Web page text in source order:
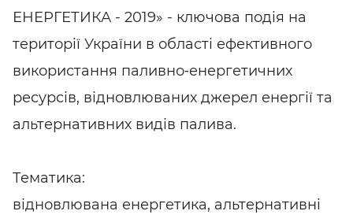
ЕНЕРГЕТИКА - 2019» - ключова подія на
території України в області ефективного
використання паливно‑енергетичних
ресурсів, відновлюваних джерел енергії та
альтернативних видів палива.
Тематика:
відновлювана енергетика, альтернативні